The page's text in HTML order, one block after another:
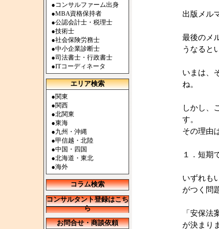
● コンサルファーム出身
●MBA資格保持者
●公認会計士・税理士
●技術士
●社会保険労務士
●中小企業診断士
●司法書士・行政書士
●ITコーディネータ
エリア検索
●関東
●関西
●北関東
●東海
●九州・沖縄
●甲信越・北陸
●中国・四国
●北海道・東北
●海外
コラム検索
コンサルタント登録はこち
ら
お問合せ・商談依頼
出版メル
最後のメ
うなると
いまは、
ね。
しかし、
す。
その理由
１．短期
いずれも
がつく問
「安保法
が決まり